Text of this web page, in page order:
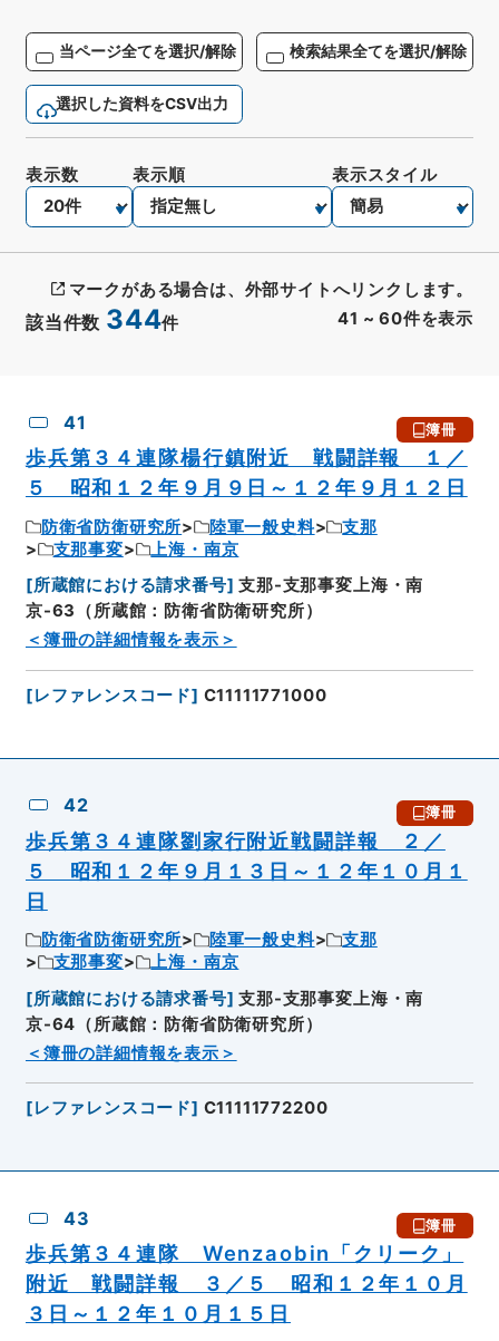
当ページ全てを選択/解除 検索結果全てを選択/解除
選択した資料をCSV出力
該当件数 344件 41 ~ 60件を表示
表示数 表示順 表示スタイル
マークがある場合は、外部サイトへリンクします。
41 簿冊
歩兵第３４連隊楊行鎮附近 戦闘詳報 １／
５ 昭和１２年９月９日～１２年９月１２日
防衛省防衛研究所 陸軍一般史料
支那
支那事変
上海・南京
[所蔵館における請求番号] 支那-支那事変上海・南
京-63（所蔵館：防衛省防衛研究所）
＜簿冊の詳細情報を表示＞
[レファレンスコード] C11111771000
42 簿冊
歩兵第３４連隊劉家行附近戦闘詳報 ２／
５ 昭和１２年９月１３日～１２年１０月１
日
防衛省防衛研究所 陸軍一般史料
支那
支那事変
上海・南京
[所蔵館における請求番号] 支那-支那事変上海・南
京-64（所蔵館：防衛省防衛研究所）
＜簿冊の詳細情報を表示＞
[レファレンスコード] C11111772200
43 簿冊
歩兵第３４連隊 Wenzaobin「クリーク」
附近 戦闘詳報 ３／５ 昭和１２年１０月
３日～１２年１０月１５日